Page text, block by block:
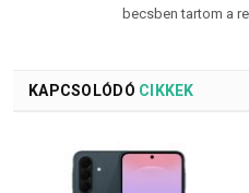
becsben tartom a
KAPCSOLÓDÓ CIKKEK